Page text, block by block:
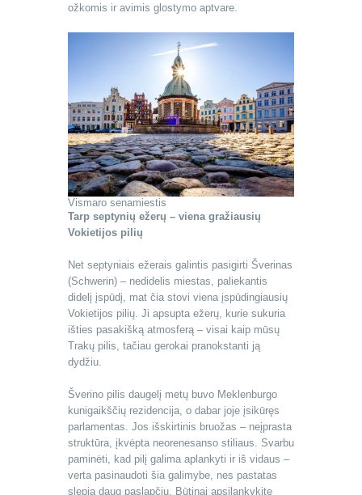
ožkomis ir avimis glostymo aptvare.
Vismaro senamiestis
Tarp septynių ežerų – viena gražiausių
Vokietijos pilių
Net septyniais ežerais galintis pasigirti Šverinas
(Schwerin) – nedidelis miestas, paliekantis
didelį įspūdį, mat čia stovi viena įspūdingiausių
Vokietijos pilių. Ji apsupta ežerų, kurie sukuria
išties pasakišką atmosferą – visai kaip mūsų
Trakų pilis, tačiau gerokai pranokstanti ją
dydžiu.
Šverino pilis daugelį metų buvo Meklenburgo
kunigaikščių rezidencija, o dabar joje įsikūręs
parlamentas. Jos išskirtinis bruožas – neįprasta
struktūra, įkvėpta neorenesanso stiliaus. Svarbu
paminėti, kad pilį galima aplankyti ir iš vidaus –
verta pasinaudoti šia galimybe, nes pastatas
slepia daug paslapčių. Būtinai apsilankykite